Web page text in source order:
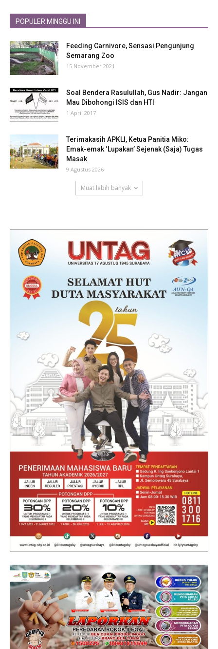
POPULER MINGGU INI
Feeding Carnivore, Sensasi Pengunjung
Semarang Zoo
15 November 2021
Soal Bendera Rasulullah, Gus Nadir: Jangan
Mau Dibohongi ISIS dan HTI
1 April 2017
Terimakasih APKLI, Ketua Panitia Miko:
Emak-emak ‘Lupakan’ Sejenak (Saja) Tugas
Masak
9 Agustus 2026
Muat lebih banyak